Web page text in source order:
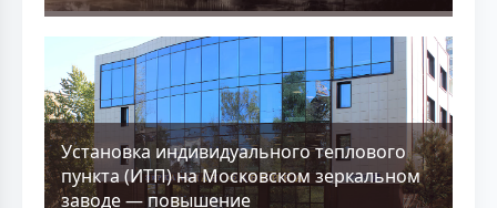
Установка индивидуального теплового
пункта (ИТП) на Московском зеркальном
заводе — повышение